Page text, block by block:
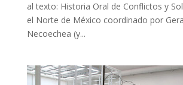
al texto: Historia Oral de Conflictos y
el Norte de México coordinado por
Necoechea (y...